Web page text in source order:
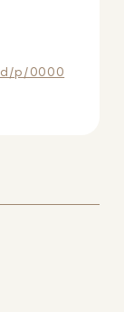
p/0000